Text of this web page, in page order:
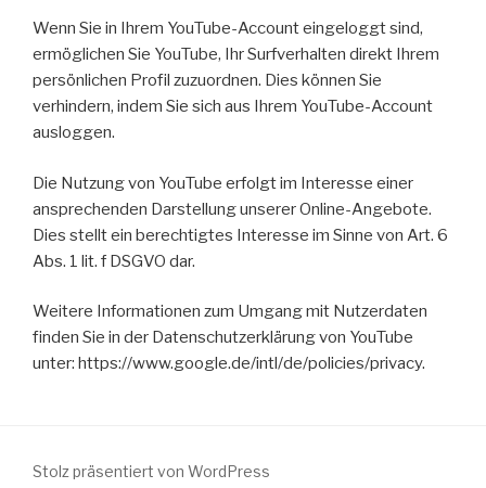
Wenn Sie in Ihrem YouTube-Account eingeloggt sind,
ermöglichen Sie YouTube, Ihr Surfverhalten direkt Ihrem
persönlichen Profil zuzuordnen. Dies können Sie
verhindern, indem Sie sich aus Ihrem YouTube-Account
ausloggen.
Die Nutzung von YouTube erfolgt im Interesse einer
ansprechenden Darstellung unserer Online-Angebote.
Dies stellt ein berechtigtes Interesse im Sinne von Art. 6
Abs. 1 lit. f DSGVO dar.
Weitere Informationen zum Umgang mit Nutzerdaten
finden Sie in der Datenschutzerklärung von YouTube
unter: https://www.google.de/intl/de/policies/privacy.
Stolz präsentiert von WordPress